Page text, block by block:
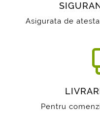
Asigurata de
Pentru